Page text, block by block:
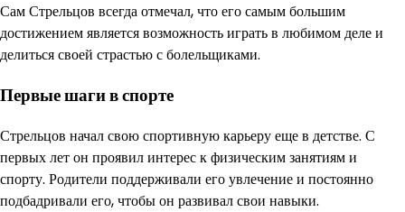
Сам Стрельцов всегда отмечал, что его самым большим
достижением является возможность играть в любимом деле и
делиться своей страстью с болельщиками.
Первые шаги в спорте
Стрельцов начал свою спортивную карьеру еще в детстве. С
первых лет он проявил интерес к физическим занятиям и
спорту. Родители поддерживали его увлечение и постоянно
подбадривали его, чтобы он развивал свои навыки.